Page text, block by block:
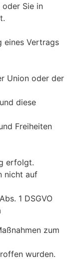
Sie in
eines Vertrags
Union oder der
diese
Freiheiten
erfolgt.
nicht auf
1 DSGVO
zum
wurden.